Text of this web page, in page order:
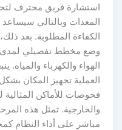
فريق محترف لتحديد
وبالتالي سيساعد ذلك
المطلوبة. بعد ذلك،
مخطط تفصيلي لمدى
والكهرباء والمياه.
تجهيز المكان بشكل
للأماكن المثالية
تمثل هذه المرحلة
على أداء النظام كمجمل.